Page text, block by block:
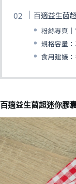
百適益生菌
粉絲專頁
規格容量
食用建議
百適益生菌超迷你膠